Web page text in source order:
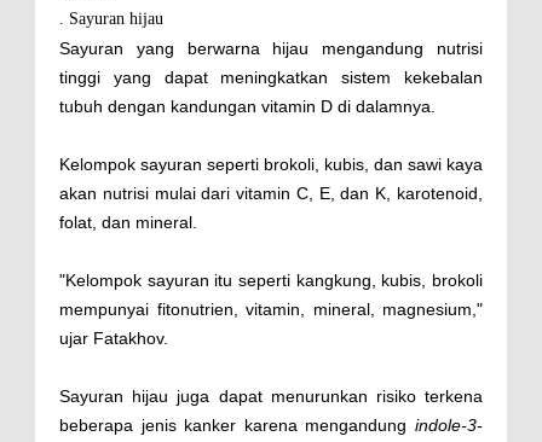
. Sayuran hijau
Sayuran yang berwarna hijau mengandung nutrisi
tinggi yang dapat meningkatkan sistem kekebalan
tubuh dengan kandungan vitamin D di dalamnya.
Kelompok sayuran seperti brokoli, kubis, dan sawi kaya
akan nutrisi mulai dari vitamin C, E, dan K, karotenoid,
folat, dan mineral.
"Kelompok sayuran itu seperti kangkung, kubis, brokoli
mempunyai fitonutrien, vitamin, mineral, magnesium,"
ujar Fatakhov.
Sayuran hijau juga dapat menurunkan risiko terkena
beberapa jenis kanker karena mengandung indole-3-